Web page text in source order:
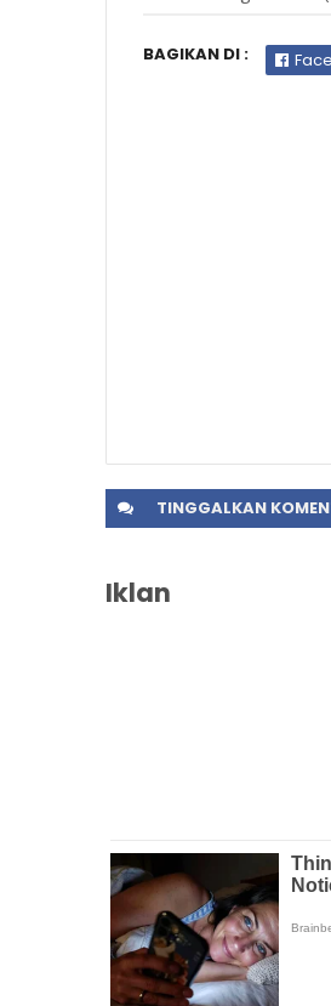
BAGIKAN DI :
TINGGALKAN
Iklan